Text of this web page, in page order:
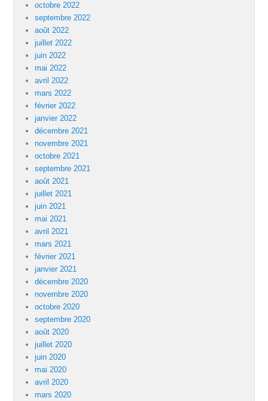
octobre 2022
septembre 2022
août 2022
juillet 2022
juin 2022
mai 2022
avril 2022
mars 2022
février 2022
janvier 2022
décembre 2021
novembre 2021
octobre 2021
septembre 2021
août 2021
juillet 2021
juin 2021
mai 2021
avril 2021
mars 2021
février 2021
janvier 2021
décembre 2020
novembre 2020
octobre 2020
septembre 2020
août 2020
juillet 2020
juin 2020
mai 2020
avril 2020
mars 2020